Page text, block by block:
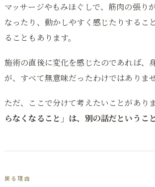
マッサージやもみほぐしで、筋肉の張り
なったり、動かしやすく感じたりするこ
ることもあります。
施術の直後に変化を感じたのであれば、
が、すべて無意味だったわけではありませ
ただ、ここで分けて考えたいことがありま
らなくなること」は、別の話だということ
戻る理由